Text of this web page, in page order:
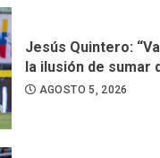
Jesús Quintero:
la ilusión de sumar
AGOSTO 5, 2026